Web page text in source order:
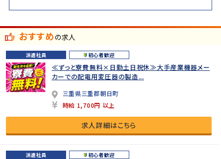
おすすめの求人
派遣社員 初心者歓迎
≪ずっと寮費無料×日勤土日祝休≫大手産業機器メー
カーでの配電用変圧器の製造...
三重県三重郡朝日町
時給 1,700円 以上
求人詳細はこちら
派遣社員 初心者歓迎